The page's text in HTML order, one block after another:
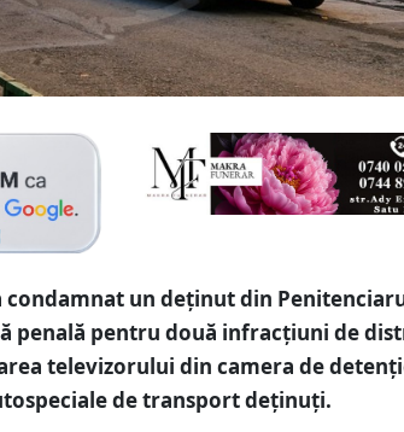
condamnat un deținut din
penală pentru două infracțiuni de
televizorului din camera de
de transport deținuți.